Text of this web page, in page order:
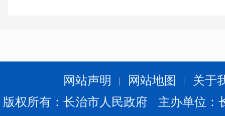
网站声明 网站地图
关于
版权所有：长治市人民政府 主办单位